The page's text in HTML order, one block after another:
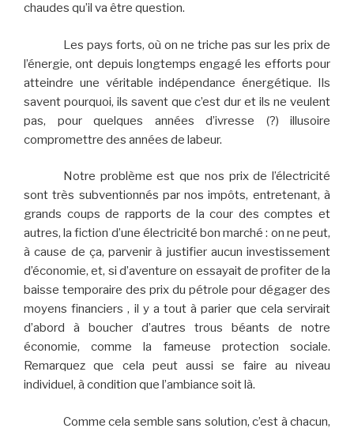
chaudes qu’il va être question.
Les pays forts, où on ne triche pas sur les prix de
l’énergie, ont depuis longtemps engagé les efforts pour
atteindre une véritable indépendance énergétique. Ils
savent pourquoi, ils savent que c’est dur et ils ne veulent
pas, pour quelques années d’ivresse (?) illusoire
compromettre des années de labeur.
Notre problème est que nos prix de l’électricité
sont très subventionnés par nos impôts, entretenant, à
grands coups de rapports de la cour des comptes et
autres, la fiction d’une électricité bon marché : on ne peut,
à cause de ça, parvenir à justifier aucun investissement
d’économie, et, si d’aventure on essayait de profiter de la
baisse temporaire des prix du pétrole pour dégager des
moyens financiers , il y a tout à parier que cela servirait
d’abord à boucher d’autres trous béants de notre
économie, comme la fameuse protection sociale.
Remarquez que cela peut aussi se faire au niveau
individuel, à condition que l’ambiance soit là.
Comme cela semble sans solution, c’est à chacun,